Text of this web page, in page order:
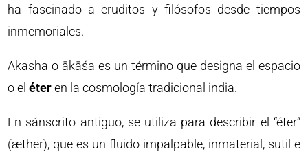
ha fascinado a eruditos y filósofos desde tiempos
inmemoriales.
Akasha o ākāśa es un término que designa el espacio
o eléteren la cosmología tradicional india.
En sánscrito antiguo, se utiliza para describir el “éter”
(æther), que es un fluido impalpable, inmaterial, sutil e